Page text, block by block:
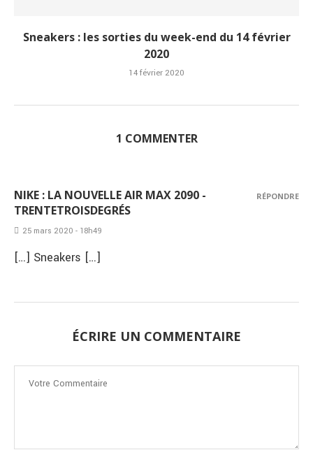
Sneakers : les sorties du week-end du 14 février
2020
14 février 2020
1 COMMENTER
NIKE : LA NOUVELLE AIR MAX 2090 -
TRENTETROISDEGRÉS
25 mars 2020 - 18h49
[…] Sneakers […]
RÉPONDRE
ÉCRIRE UN COMMENTAIRE